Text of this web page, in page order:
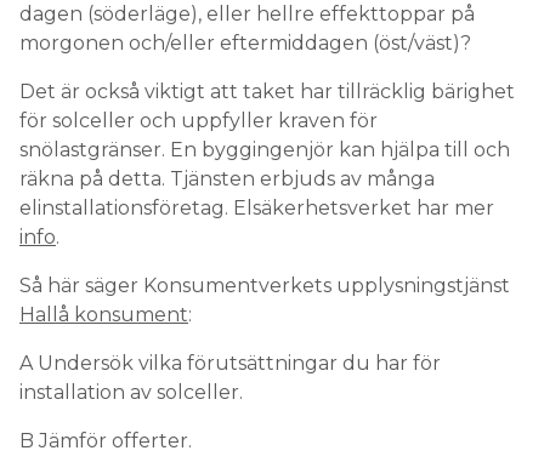
dagen (söderläge), eller hellre effekttoppar på
morgonen och/eller eftermiddagen (öst/väst)?
Det är också viktigt att taket har tillräcklig bärighet
för solceller och uppfyller kraven för
snölastgränser. En byggingenjör kan hjälpa till och
räkna på detta. Tjänsten erbjuds av många
elinstallationsföretag. Elsäkerhetsverket har mer
info.
Så här säger Konsumentverkets upplysningstjänst
Hallå konsument:
A Undersök vilka förutsättningar du har för
installation av solceller.
B Jämför offerter.